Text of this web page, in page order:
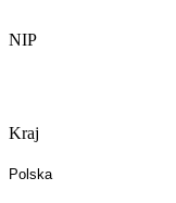
NIP
Kraj